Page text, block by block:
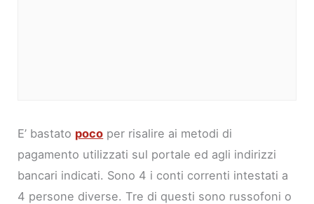
E’ bastato poco per risalire ai metodi di
pagamento utilizzati sul portale ed agli indirizzi
bancari indicati. Sono 4 i conti correnti intestati a
4 persone diverse. Tre di questi sono russofoni o